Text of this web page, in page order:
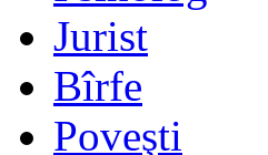
Jurist
Bîrfe
Poveşti